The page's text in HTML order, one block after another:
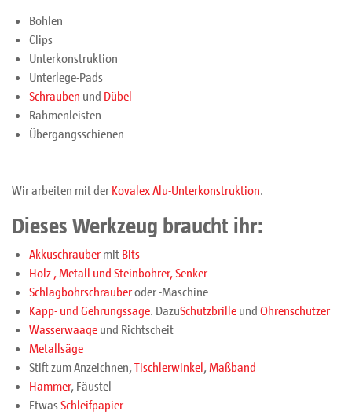
Bohlen
Clips
Unterkonstruktion
Unterlege-Pads
Schrauben und Dübel
Rahmenleisten
Übergangsschienen
Wir arbeiten mit der Kovalex Alu-Unterkonstruktion.
Dieses Werkzeug braucht ihr:
Akkuschrauber mit Bits
Holz-, Metall und Steinbohrer, Senker
Schlagbohrschrauberoder -Maschine
Kapp- und Gehrungssäge. DazuSchutzbrille und Ohrenschützer
Wasserwaage und Richtscheit
Metallsäge
Stift zum Anzeichnen,Tischlerwinkel, Maßband
Hammer, Fäustel
EtwasSchleifpapier